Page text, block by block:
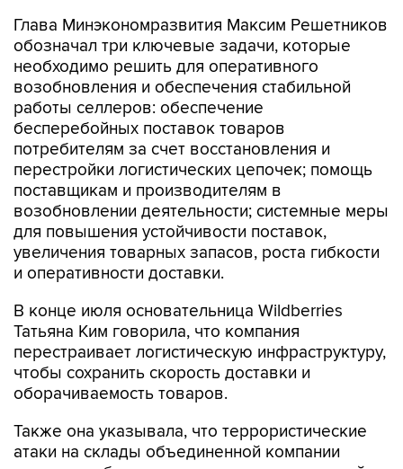
Глава Минэкономразвития Максим Решетников
обозначал три ключевые задачи, которые
необходимо решить для оперативного
возобновления и обеспечения стабильной
работы селлеров: обеспечение
бесперебойных поставок товаров
потребителям за счет восстановления и
перестройки логистических цепочек; помощь
поставщикам и производителям в
возобновлении деятельности; системные меры
для повышения устойчивости поставок,
увеличения товарных запасов, роста гибкости
и оперативности доставки.
В конце июля основательница Wildberries
Татьяна Ким говорила, что компания
перестраивает логистическую инфраструктуру,
чтобы сохранить скорость доставки и
оборачиваемость товаров.
Также она указывала, что террористические
атаки на склады объединенной компании